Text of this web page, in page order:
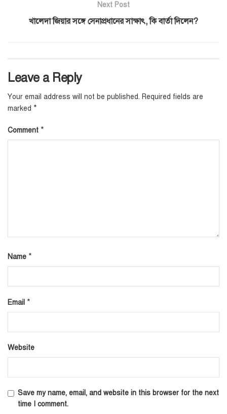
Next Post
খালেদা জিয়ার সঙ্গে সেনাপ্রধানের সাক্ষাৎ, কি বার্তা দিলেন?
Leave a Reply
Your email address will not be published. Required fields are
marked *
Comment *
Name *
Email *
Website
Save my name, email, and website in this browser for the next
time I comment.